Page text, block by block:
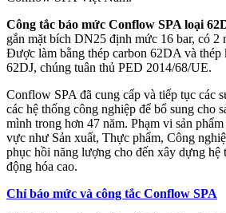
Công tắc báo mức Conflow SPA loại
gắn mặt bích DN25 định mức 16 bar, có 2
Được làm bằng thép carbon 62DA và
62DJ, chúng tuân thủ PED 2014/68/UE.
Conflow SPA đã cung cấp và tiếp tục các
các hệ thống công nghiệp để bổ sung cho
mình trong hơn 47 năm. Phạm vi sản
vực như Sản xuất, Thực phẩm, Công
phục hồi năng lượng cho đến xây dựng hệ
động hóa cao.
Chỉ báo mức và công tắc Conflow SPA